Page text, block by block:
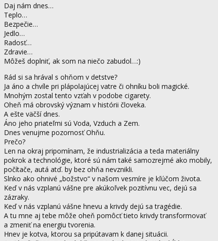
Daj nám dnes…
Teplo…
Bezpečie…
Jedlo…
Radosť…
Zdravie…
Môžeš doplniť, ak som na niečo zabudol…:)
Rád si sa hrával s ohňom v detstve?
Ja áno a chvíle pri plápolajúcej vatre či ohníku boli magické.
Mnohým zostal tento vzťah v podobe cigarety.
Oheň má obrovský význam v histórii človeka.
A ešte väčší dnes.
Áno jeho priateľmi sú Voda, Vzduch a Zem.
Dnes venujme pozornosť Ohňu.
Prečo?
Len na okraj pripomínam, že industrializácia a teda materiálny
pokrok a technológie, ktoré sú nám také samozrejmé ako mobily,
počítače, autá atď. by bez ohňa nevznikli.
Slnko ako ohnivé „božstvo“ v našom vesmíre je kľúčom života.
Keď v nás vzplanú vášne pre akúkoľvek pozitívnu vec, dejú sa
zázraky.
Keď v nás vzplanú vášne hnevu a krivdy dejú sa tragédie.
A tu mne aj tebe môže oheň pomôcť tieto krivdy transformovať
a zmeniť na energiu tvorenia.
Hnev je kotva, ktorou sa pripútavam k danej situácii.